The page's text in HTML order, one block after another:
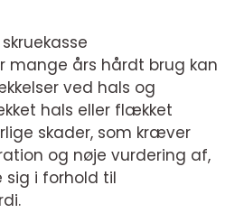
mange års hårdt brug kan
ved hals og
hals eller flækket
skader, som kræver
og nøje vurdering af,
i forhold til